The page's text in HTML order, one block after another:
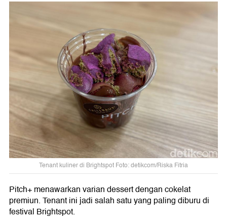
Tenant kuliner di Brightspot Foto: detikcom/Riska Fitria
Pitch+ menawarkan varian dessert dengan cokelat
premiun. Tenant ini jadi salah satu yang paling diburu di
festival Brightspot.